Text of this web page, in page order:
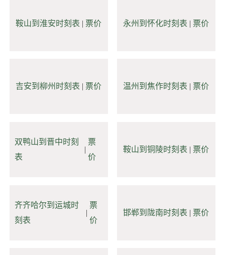
鞍山到淮安时刻表 |票价 永州到怀化时刻表 |票价
吉安到柳州时刻表 |票价 温州到焦作时刻表 |票价
双鸭山到晋中时刻
表
|
票
价
鞍山到铜陵时刻表 |票价
齐齐哈尔到运城时
刻表
|
票
价
邯郸到陇南时刻表 |票价